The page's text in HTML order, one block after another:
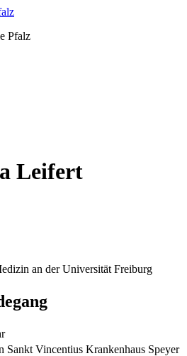
Leifert
an der Universität Freiburg
Sankt Vincentius Krankenhaus Speyer